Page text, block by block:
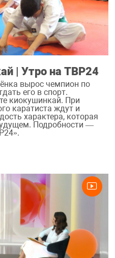
| Утро на ТВР24
вырос чемпион по
его в спорт.
киокушинкай. При
каратиста ждут и
характера, которая
Подробности —